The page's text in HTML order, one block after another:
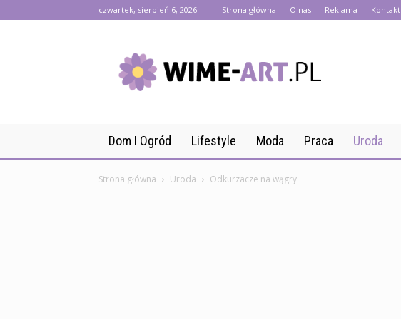
czwartek, sierpień 6, 2026 Strona główna O nas Reklama Kontakt
art.pl
Dom I Ogród Lifestyle Moda Praca Uroda
Strona główna Uroda Odkurzacze na wągry